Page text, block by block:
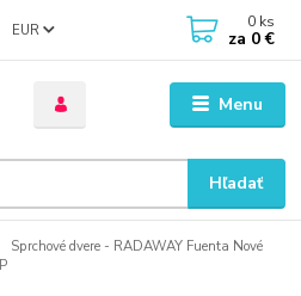
Menu
EUR
Hľadať
0 ks
za 0 €
Sprchové dvere - RADAWAY Fuenta Nové